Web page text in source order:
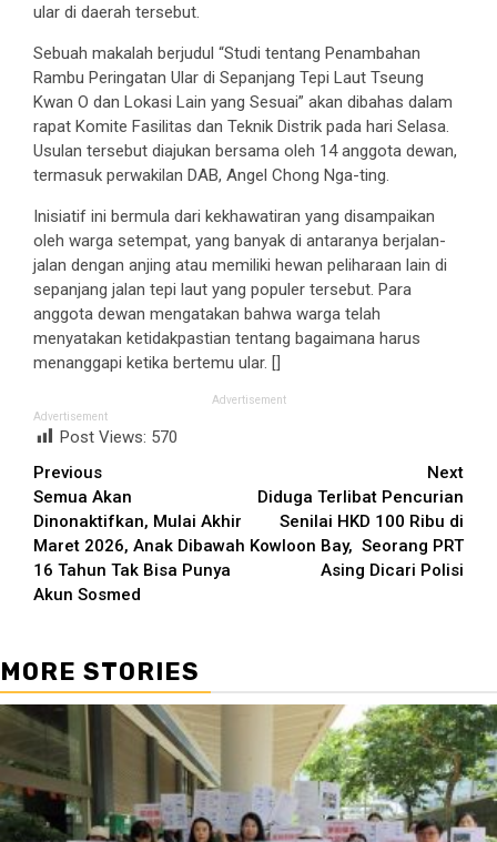
ular di daerah tersebut.
Sebuah makalah berjudul “Studi tentang Penambahan
Rambu Peringatan Ular di Sepanjang Tepi Laut Tseung
Kwan O dan Lokasi Lain yang Sesuai” akan dibahas dalam
rapat Komite Fasilitas dan Teknik Distrik pada hari Selasa.
Usulan tersebut diajukan bersama oleh 14 anggota dewan,
termasuk perwakilan DAB, Angel Chong Nga-ting.
Inisiatif ini bermula dari kekhawatiran yang disampaikan
oleh warga setempat, yang banyak di antaranya berjalan-
jalan dengan anjing atau memiliki hewan peliharaan lain di
sepanjang jalan tepi laut yang populer tersebut. Para
anggota dewan mengatakan bahwa warga telah
menyatakan ketidakpastian tentang bagaimana harus
menanggapi ketika bertemu ular. []
Advertisement
Advertisement
Post Views: 570
Continue
Reading
Previous
Semua Akan
Dinonaktifkan, Mulai Akhir
Maret 2026, Anak Dibawah
16 Tahun Tak Bisa Punya
Akun Sosmed
Next
Diduga Terlibat Pencurian
Senilai HKD 100 Ribu di
Kowloon Bay, Seorang PRT
Asing Dicari Polisi
MORE STORIES